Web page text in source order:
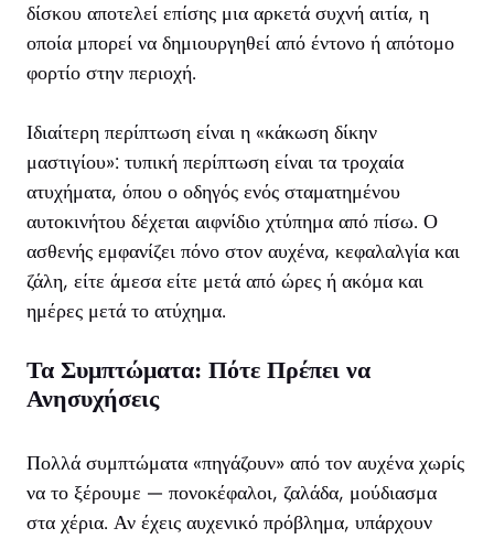
δίσκου αποτελεί επίσης μια αρκετά συχνή αιτία, η
οποία μπορεί να δημιουργηθεί από έντονο ή απότομο
φορτίο στην περιοχή.
Ιδιαίτερη περίπτωση είναι η «κάκωση δίκην
μαστιγίου»: τυπική περίπτωση είναι τα τροχαία
ατυχήματα, όπου ο οδηγός ενός σταματημένου
αυτοκινήτου δέχεται αιφνίδιο χτύπημα από πίσω. Ο
ασθενής εμφανίζει πόνο στον αυχένα, κεφαλαλγία και
ζάλη, είτε άμεσα είτε μετά από ώρες ή ακόμα και
ημέρες μετά το ατύχημα.
Τα Συμπτώματα: Πότε Πρέπει να
Ανησυχήσεις
Πολλά συμπτώματα «πηγάζουν» από τον αυχένα χωρίς
να το ξέρουμε — πονοκέφαλοι, ζαλάδα, μούδιασμα
στα χέρια. Αν έχεις αυχενικό πρόβλημα, υπάρχουν